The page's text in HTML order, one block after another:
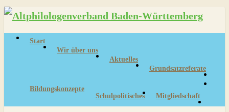
Skip
Start
Wir über uns
Aktuelles
Grundsatzreferate
Bildungskonzepte
Schulpolitisches
Mitgliedschaft